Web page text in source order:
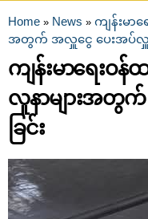
You are here
Home » News » ကျန်းမာရ
အတွက် အလှူငွေ ပေးအပ်လှူဒါ
ကျန်းမာရေးဝန်
လူနာများအတွ
ခြင်း